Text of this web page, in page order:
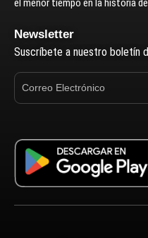
Newsletter
Suscríbete a nuestro boletín